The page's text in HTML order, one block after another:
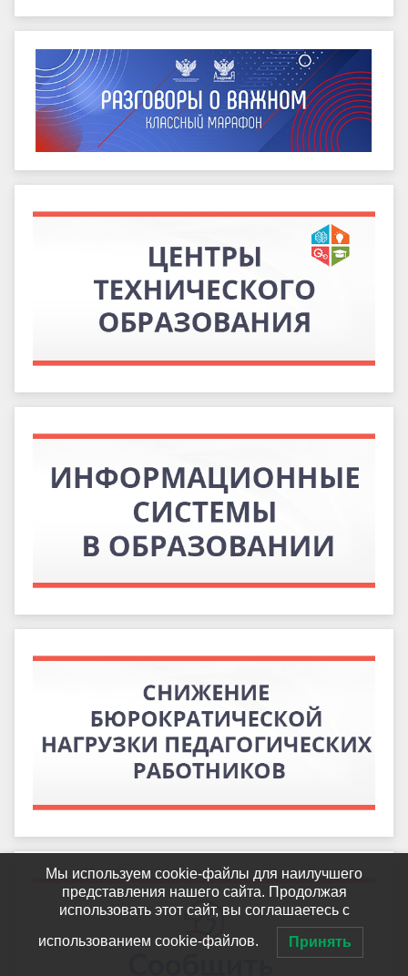
Мы используем cookie-файлы для наилучшего
представления нашего сайта. Продолжая
использовать этот сайт, вы соглашаетесь с
использованием cookie-файлов. Принять